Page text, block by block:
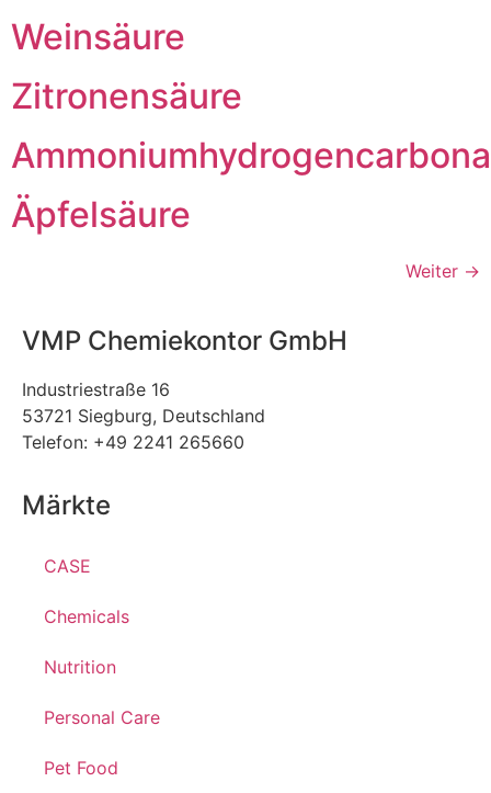
Weinsäure
Zitronensäure
Äpfelsäure
Weiter →
VMP Chemiekontor GmbH
Industriestraße 16
53721 Siegburg, Deutschland
Telefon: +49 2241 265660
Märkte
CASE
Chemicals
Nutrition
Personal Care
Pet Food